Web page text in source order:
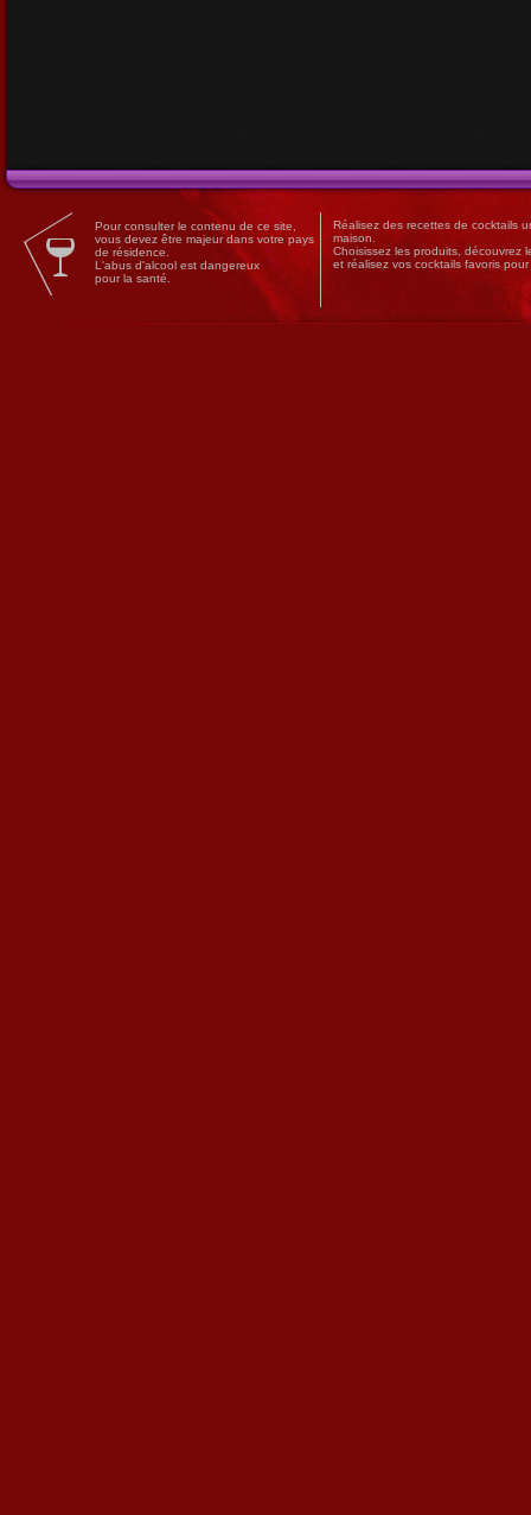
Pour consulter le contenu de ce site,
vous devez être majeur dans votre pays
de résidence.
L'abus d'alcool est dangereux
pour la santé.
Réalisez des recettes de cocktails
maison.
Choisissez les produits, découvrez
et réalisez vos cocktails favoris